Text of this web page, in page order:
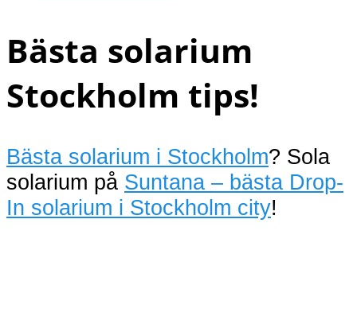
Bästa solarium
Stockholm tips!
Bästa solarium i Stockholm? Sola
solarium på Suntana – bästa Drop-
In solarium i Stockholm city!